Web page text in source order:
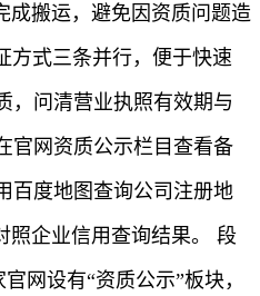
成搬运，避免因资质问题造
方式三条并行，便于快速
，问清营业执照有效期与
官网资质公示栏目查看备
百度地图查询公司注册地
照企业信用查询结果。 段
网设有“资质公示”板块，